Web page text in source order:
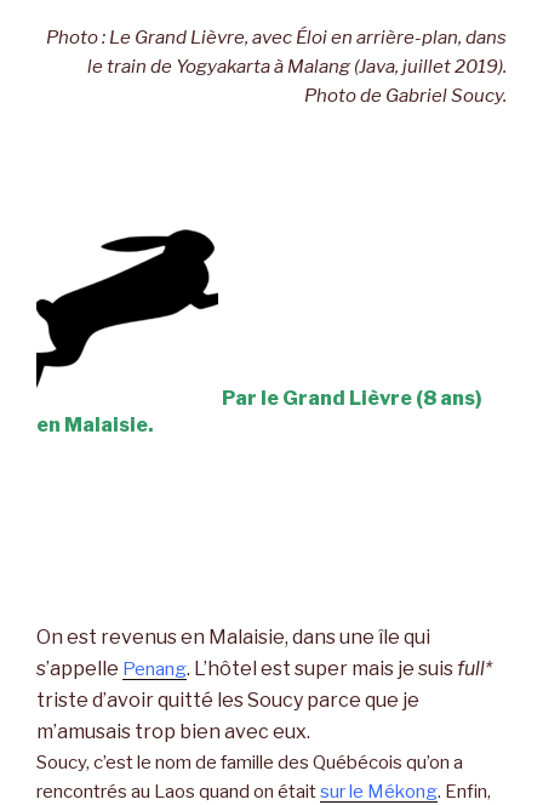
Photo : Le Grand Lièvre, avec Éloi en arrière-plan, dans
le train de Yogyakarta à Malang (Java, juillet 2019).
Photo de Gabriel Soucy.
Par le Grand Lièvre (8 ans)
en Malaisie.
On est revenus en Malaisie, dans une île qui
s’appelle Penang. L’hôtel est super mais je suis full*
triste d’avoir quitté les Soucy parce que je
m’amusais trop bien avec eux.
Soucy, c’est le nom de famille des Québécois qu’on a
rencontrés au Laos quand on étaitsur le Mékong. Enfin,